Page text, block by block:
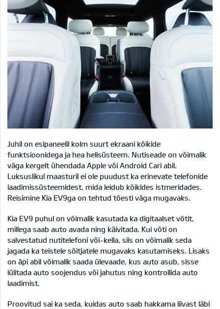
Juhil on esipaneelil kolm suurt ekraani kõikide
funktsioonidega ja hea helisüsteem. Nutiseade on võimalik
väga kergelt ühendada Apple või Android Cari abil.
Luksuslikul maasturil ei ole puudust ka erinevate telefonide
laadimissüsteemidest, mida leidub kõikides istmeridades.
Reisimine Kia EV9ga on tehtud tõesti väga mugavaks.
Kia EV9 puhul on võimalik kasutada ka digitaalset võtit,
millega saab auto avada ning käivitada. Kui võti on
salvestatud nutitelefoni või-kella, siis on võimalik seda
jagada ka teistele sõitjatele mugavaks kasutamiseks. Lisaks
on äpi abil võimalik saada ülevaade, kus auto asub, sisse
lülitada auto soojendus või jahutus ning kontrollida auto
laadimist.
Proovitud sai ka seda, kuidas auto saab hakkama liivast läbi